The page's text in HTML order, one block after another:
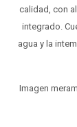
calidad, con
integrado.
agua y la
Imagen